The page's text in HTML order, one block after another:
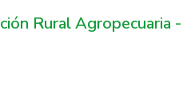
Rural Agropecuaria